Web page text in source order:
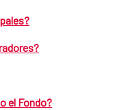
el Fondo?